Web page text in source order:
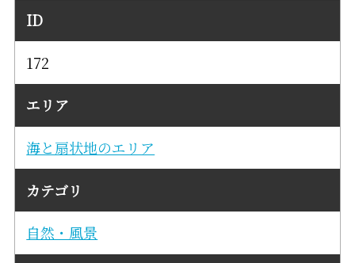
ID
172
エリア
海と扇状地のエリア
カテゴリ
自然・風景